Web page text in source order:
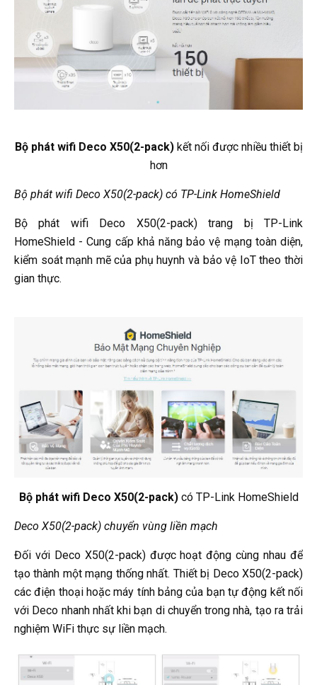
Bộ phát wifi Deco X50(2-pack)kết nối được nhiều thiết bị
hơn
Bộ phát wifi Deco X50(2-pack) có TP-Link HomeShield
Bộ phát wifi Deco X50(2-pack) trang bị TP-Link
HomeShield - Cung cấp khả năng bảo vệ mạng toàn diện,
kiểm soát mạnh mẽ của phụ huynh và bảo vệ IoT theo thời
gian thực.
Bộ phát wifi Deco X50(2-pack)có TP-Link HomeShield
Deco X50(2-pack) chuyển vùng liền mạch
Đối với Deco X50(2-pack) được hoạt động cùng nhau để
tạo thành một mạng thống nhất. Thiết bị Deco X50(2-pack)
các điện thoại hoặc máy tính bảng của bạn tự động kết nối
với Deco nhanh nhất khi bạn di chuyển trong nhà, tạo ra trải
nghiệm WiFi thực sự liền mạch.